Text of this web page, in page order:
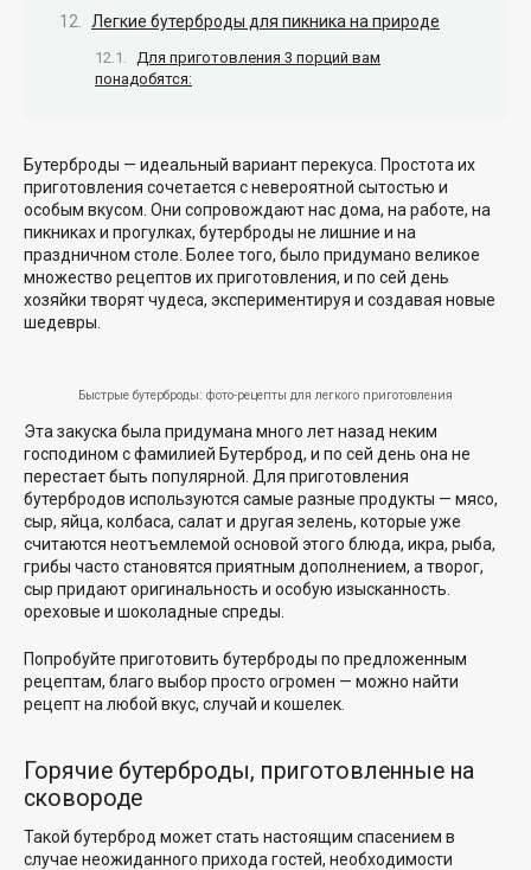
Легкие бутерброды для пикника на природе
Для приготовления 3 порций вам
понадобятся:
Бутерброды — идеальный вариант перекуса. Простота их
приготовления сочетается с невероятной сытостью и
особым вкусом. Они сопровождают нас дома, на работе, на
пикниках и прогулках, бутерброды не лишние и на
праздничном столе. Более того, было придумано великое
множество рецептов их приготовления, и по сей день
хозяйки творят чудеса, экспериментируя и создавая новые
шедевры.
Быстрые бутерброды: фото-рецепты для легкого приготовления
Эта закуска была придумана много лет назад неким
господином с фамилией Бутерброд, и по сей день она не
перестает быть популярной. Для приготовления
бутербродов используются самые разные продукты — мясо,
сыр, яйца, колбаса, салат и другая зелень, которые уже
считаются неотъемлемой основой этого блюда, икра, рыба,
грибы часто становятся приятным дополнением, а творог,
сыр придают оригинальность и особую изысканность.
ореховые и шоколадные спреды.
Попробуйте приготовить бутерброды по предложенным
рецептам, благо выбор просто огромен — можно найти
рецепт на любой вкус, случай и кошелек.
Горячие бутерброды, приготовленные на
сковороде
Такой бутерброд может стать настоящим спасением в
случае неожиданного прихода гостей, необходимости